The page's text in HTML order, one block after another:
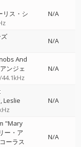
リス・シ
N/A
N/A
And
アンジェ
N/A
Leslie
N/A
"Mary
ー・ア
ーラス
N/A